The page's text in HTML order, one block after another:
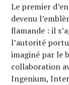
Le premier
devenu
flamande : il
l’autorité
imaginé par le
collaboration
Ingenium,